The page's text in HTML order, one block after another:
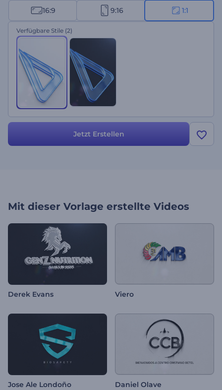
aber tun Sie dies mit Klasse. Probieren Sie das Logo-Reveal noch
heute aus. 16:9 9:16 1:1
Verfügbare Stile (2)
Jetzt Erstellen
Mit dieser Vorlage erstellte Videos
Derek Evans Viero
Jose Ale Londoño Daniel Olave